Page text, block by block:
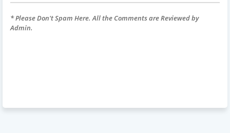
* Please Don't Spam Here. All the Comments are Reviewed by
Admin.